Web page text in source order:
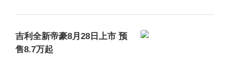
吉利全新帝豪8月28日上市 预
售8.7万起